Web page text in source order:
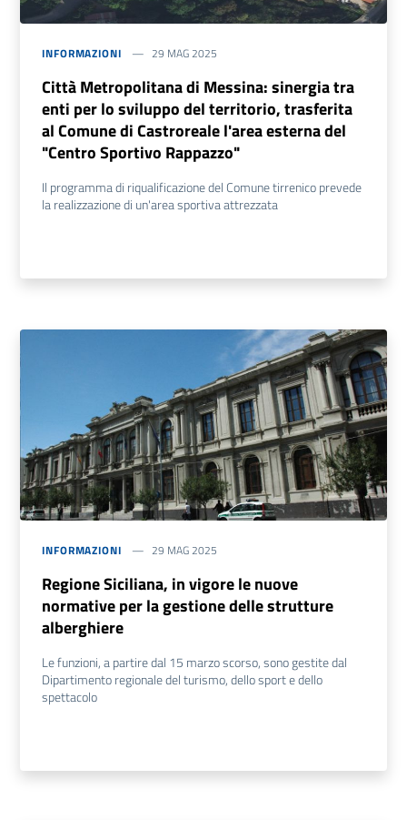
INFORMAZIONI 29 MAG 2025
Città Metropolitana di Messina: sinergia tra
enti per lo sviluppo del territorio, trasferita
al Comune di Castroreale l'area esterna del
"Centro Sportivo Rappazzo"
Il programma di riqualificazione del Comune tirrenico prevede
la realizzazione di un'area sportiva attrezzata
INFORMAZIONI 29 MAG 2025
Regione Siciliana, in vigore le nuove
normative per la gestione delle strutture
alberghiere
Le funzioni, a partire dal 15 marzo scorso, sono gestite dal
Dipartimento regionale del turismo, dello sport e dello
spettacolo